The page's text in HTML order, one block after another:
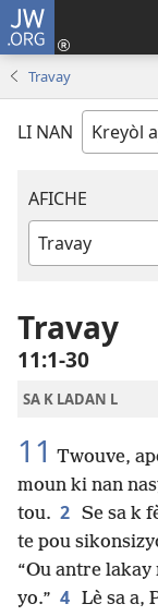
JW.ORG
Travay
LI NAN
AFICHE
Liv
Travay
11​:​1-30
SA K LADAN L
11 Twouve,
moun ki nan
tou. 2 Se sa k
te pou
“Ou antre
yo.” 4 Lè sa a,